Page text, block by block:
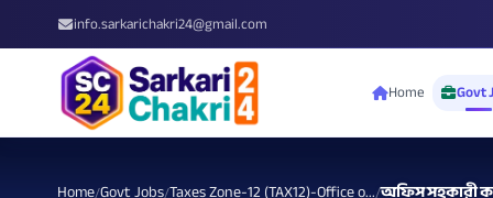
info.sarkarichakri24@gmail.com
Home Govt
Home/Govt Jobs/Taxes Zone-12 (TAX12)-Office o.../অফিস সহকারী